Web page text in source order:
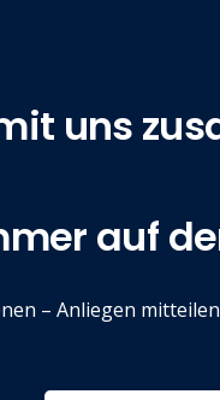
uns
auf
– Anliegen